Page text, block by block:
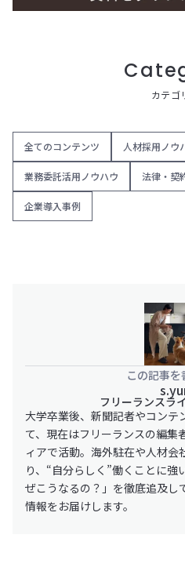
カテゴ
全てのコンテンツ 人材採用ノウ
業務委託活用ノウハウ 法律・契
企業導入事例
この記事を
フリーランスラ
大学卒業後、新聞記者やコンテ
て、現在はフリーランスの編集
ィアで活動。海外駐在や人材会
り、“自分らしく”働くことに強
ぜこうなるの？」を徹底追及し
情報をお届けします。